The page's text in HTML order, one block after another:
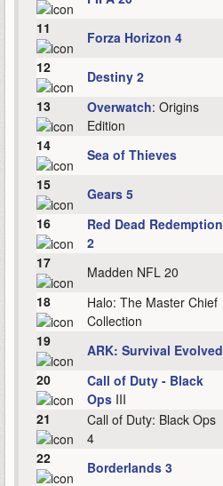
11
Forza Horizon 4
12
Destiny 2
13
Overwatch: Origins
Edition
14
Sea of Thieves
15
Gears 5
16
Red Dead Redemption
2
17
Madden NFL 20
18
Halo: The Master Chief
Collection
19
ARK: Survival Evolved
20
Call of Duty - Black
Ops III
21
Call of Duty: Black Ops
4
22
Borderlands 3